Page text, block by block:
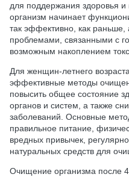
для поддержания здоровья и
организм начинает
так эффективно, как раньше,
проблемами, связанными с
возможным накоплением
Для женщин-летнего
эффективные методы
повысить общее состояние
органов и систем, а также
заболеваний. Основные
правильное питание,
вредных привычек,
натуральных средств для
Очищение организма после